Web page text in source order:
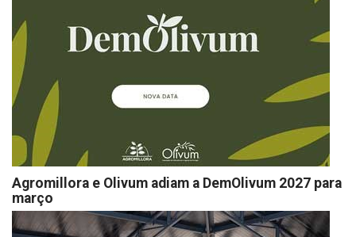
Agromillora e Olivum adiam a DemOlivum 2027 para
março